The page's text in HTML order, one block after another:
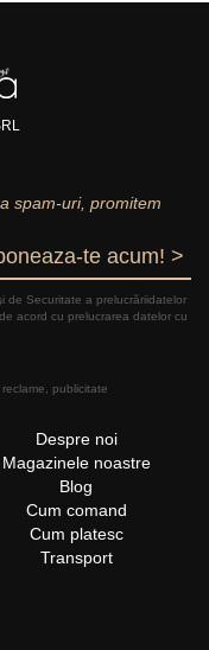
spam-uri, promitem
te acum! >
de Securitate a prelucrăriidatelor
acord cu prelucrarea datelor cu
publicitate
Despre noi
Magazinele noastre
Blog
Cum comand
Cum platesc
Transport